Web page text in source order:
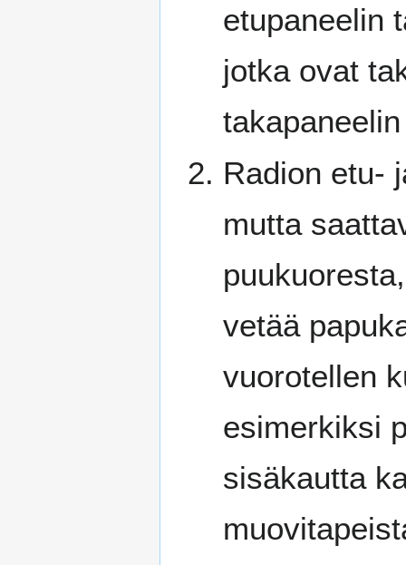
etupaneelin
jotka ovat
Radion etu-
mutta
vetää
vuorotellen
esimerkiksi
sisäkautta